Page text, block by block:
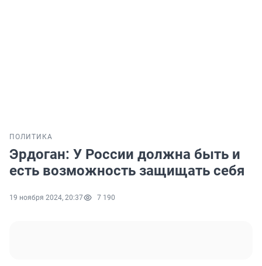
ПОЛИТИКА
Эрдоган: У России должна быть и
есть возможность защищать себя
19 ноября 2024, 20:37 7 190